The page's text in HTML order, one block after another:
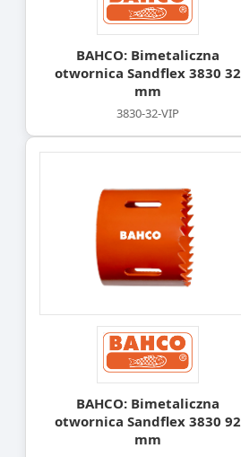
BAHCO: Bimetaliczna
otwornica Sandflex 3830 32
mm
3830-32-VIP
BAHCO: Bimetaliczna
otwornica Sandflex 3830 92
mm